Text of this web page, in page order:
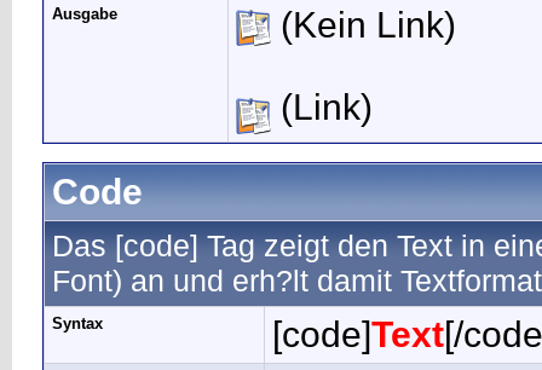
Ausgabe (Kein Link)
(Link)
Code
Das [code] Tag zeigt den Text in
Font) an und erh?lt damit
Syntax [code]Text[/